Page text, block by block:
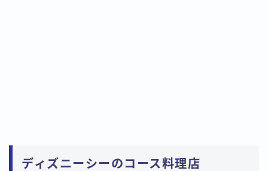
ディズニーシーのコース料理店